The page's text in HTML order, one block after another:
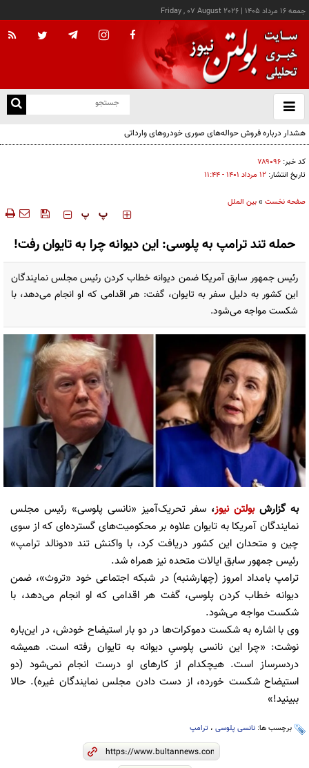
جمعه ۱۶ مرداد ۱۴۰۵ |
Friday , 07 August 2026
باز
و
هشدار درباره فروش حواله‌های صوری خودروهای وارداتی
کد خبر: ۷۸۹۰۹۶
تاریخ انتشار: ۱۲ مرداد ۱۴۰۱ - ۱۱:۴۴
صفحه نخست »بین الملل
‍‍‍ پ پ
حمله تند ترامپ به پلوسی: این دیوانه چرا به تایوان رفت!
رئیس جمهور سابق آمریکا ضمن دیوانه خطاب کردن رئیس مجلس نمایندگان
این کشور به دلیل سفر به تایوان، گفت: هر اقدامی که او انجام می‌دهد، با
شکست مواجه می‌شود.
به گزارشبولتن نیوز، سفر تحریک‌آمیز «نانسی پلوسی» رئیس مجلس
نمایندگان آمریکا به تایوان علاوه بر محکومیت‌های گسترده‌ای که از سوی
چین و متحدان این کشور دریافت کرد، با واکنش تند «دونالد ترامپ»
رئیس جمهور سابق ایالات متحده نیز همراه شد.
ترامپ بامداد امروز (چهارشنبه) در شبکه اجتماعی خود «تروث»، ضمن
دیوانه خطاب کردن پلوسی، گفت هر اقدامی که او انجام می‌دهد، با
شکست مواجه می‌شود.
وی با اشاره به شکست دموکرات‌ها در دو بار استیضاح خودش، در این‌باره
نوشت: «چرا این نانسی پلوسیِ دیوانه به تایوان رفته است. همیشه
دردسرساز است. هیچکدام از کارهای او درست انجام نمی‌شود (دو
استیضاح شکست خورده، از دست دادن مجلس نمایندگان غیره). حالا
ببینید!»
برچسب ها: نانسی پلوسی ، ترامپ